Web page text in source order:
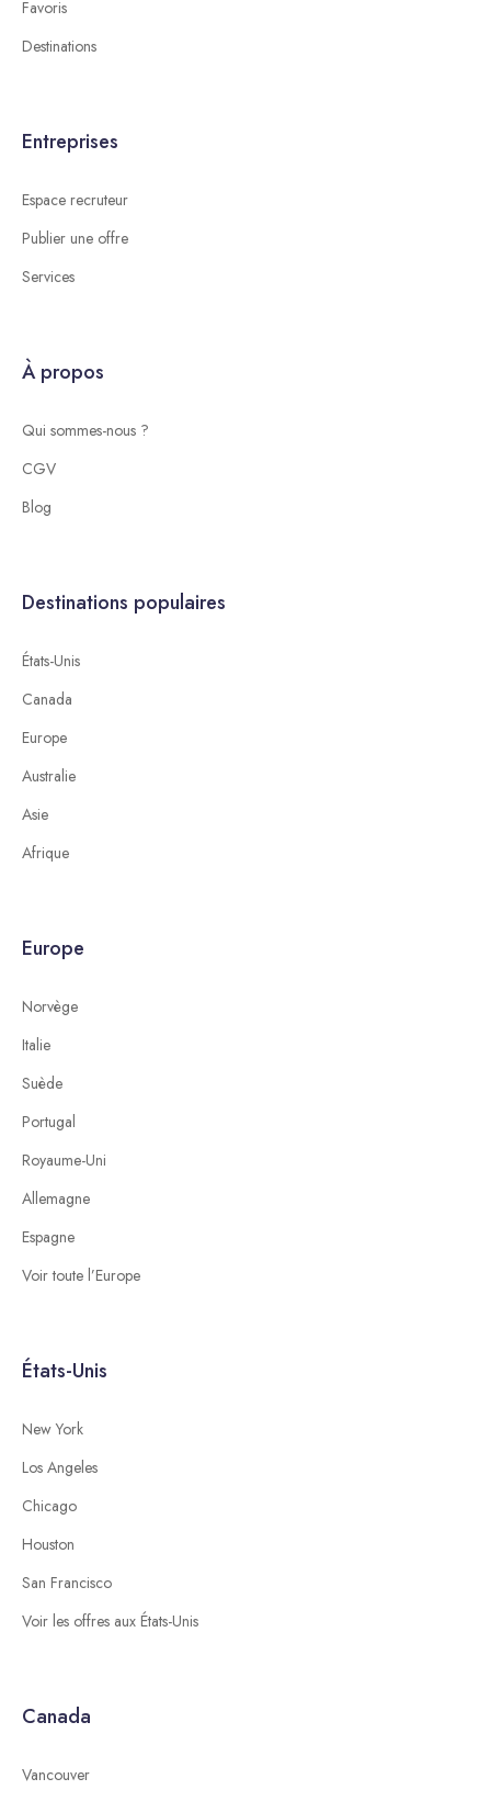
Favoris
Destinations
Entreprises
Espace recruteur
Publier une offre
Services
À propos
Qui sommes-nous ?
CGV
Blog
Destinations populaires
États-Unis
Canada
Europe
Australie
Asie
Afrique
Europe
Norvège
Italie
Suède
Portugal
Royaume-Uni
Allemagne
Espagne
Voir toute l’Europe
États-Unis
New York
Los Angeles
Chicago
Houston
San Francisco
Voir les offres aux États-Unis
Canada
Vancouver